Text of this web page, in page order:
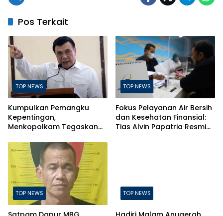
Pos Terkait
TOP NEWS
Kumpulkan Pemangku
Kepentingan,
Menkopolkam Tegaskan
Terkendali
TOP NEWS
Fokus Pelayanan Air Bersih
dan Kesehatan Finansial:
Tias Alvin Papatria Resmi
TOP NEWS TOP NEWS